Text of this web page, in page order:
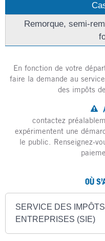
Remorque, semi-
En fonction de votre
faire la demande au
des impôts
contactez
expérimentent une
le public. Renseignez-
OÙ
SERVICE DES
ENTREPRISES (SIE)